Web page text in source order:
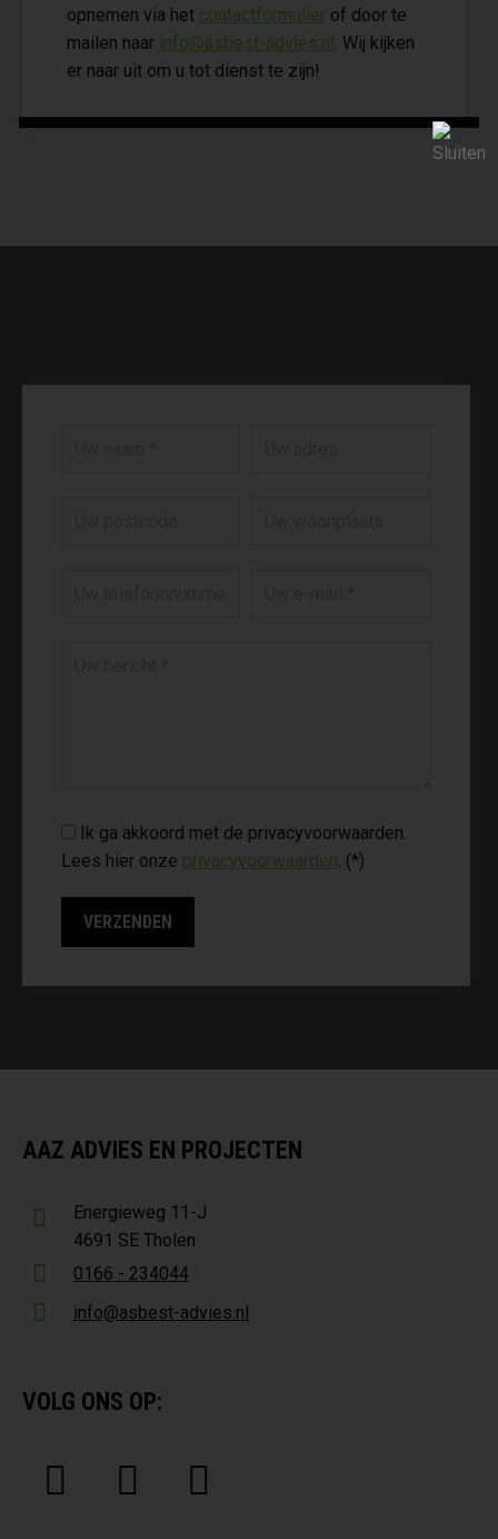
opnemen via het contactformulier of door te
mailen naar info@asbest-advies.nl. Wij kijken
er naar uit om u tot dienst te zijn!
Ik ga akkoord met de privacyvoorwaarden.
Lees hier onze privacyvoorwaarden. (*)
AAZ ADVIES EN PROJECTEN
Energieweg 11-J
4691 SE Tholen
0166 - 234044
info@asbest-advies.nl
VOLG ONS OP: